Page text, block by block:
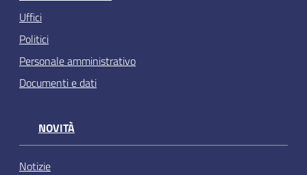
Uffici
Politici
Personale amministrativo
Documenti e dati
NOVITÀ
Notizie